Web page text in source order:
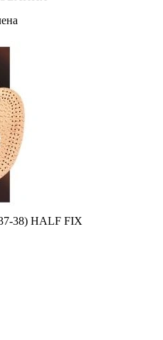
38) HALF FIX